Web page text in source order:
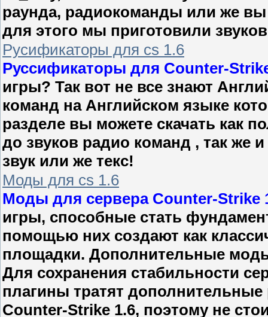
раунда, радиокоманды или же вы
для этого мы приготовили
Русификаторы для cs 1.6
Руссификаторы для Counter-
игры? Так вот не все знают
команд на Английском языке
разделе вы можете скачать как
до звуков радио команд , так же
звук или же текс!
Моды для cs 1.6
Моды для сервера Counter-Strike
игры, способные стать
помощью них создают как
площадки. Дополнительные
Для сохранения стабильности
плагины тратят
Counter-Strike 1.6, поэтому не